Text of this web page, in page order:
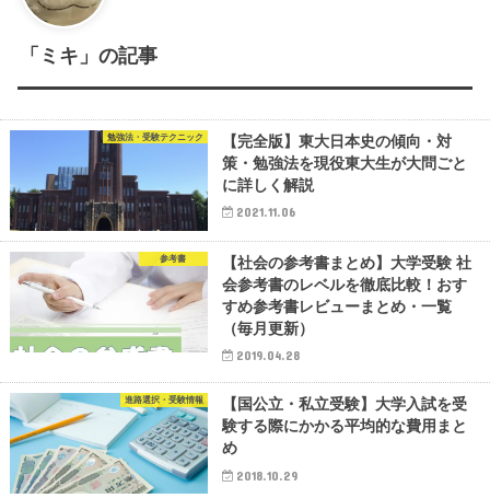
「ミキ」の記事
勉強法・受験テクニック
【完全版】東大日本史の傾向・対
策・勉強法を現役東大生が大問ごと
に詳しく解説
2021.11.06
参考書
【社会の参考書まとめ】大学受験 社
会参考書のレベルを徹底比較！おす
すめ参考書レビューまとめ・一覧
（毎月更新）
2019.04.28
進路選択・受験情報
【国公立・私立受験】大学入試を受
験する際にかかる平均的な費用まと
め
2018.10.29